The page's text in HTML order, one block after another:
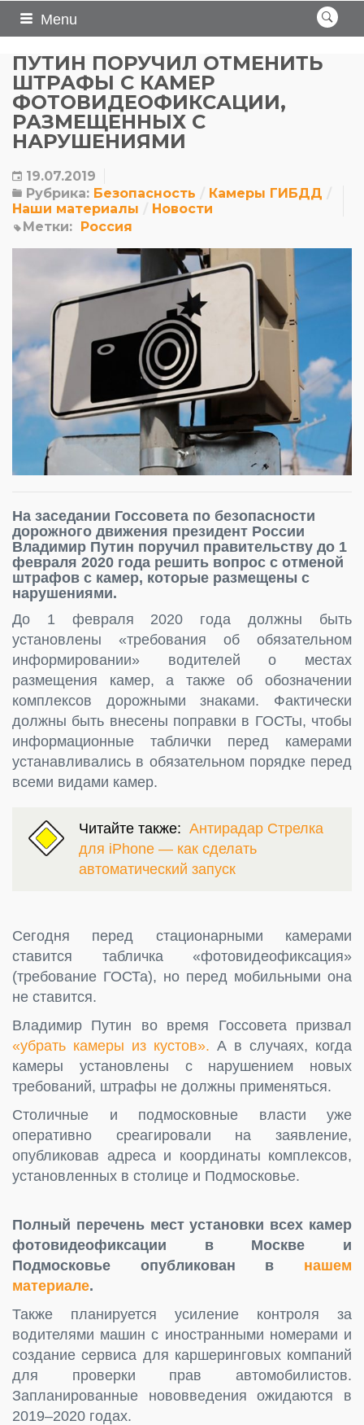
Menu
ПУТИН ПОРУЧИЛ ОТМЕНИТЬ
ШТРАФЫ С КАМЕР
ФОТОВИДЕОФИКСАЦИИ,
РАЗМЕЩЕННЫХ С
НАРУШЕНИЯМИ
19.07.2019
Рубрика: Безопасность
Камеры ГИБДД
Наши материалы
Новости
Метки: Россия
На заседании Госсовета по безопасности
дорожного движения президент России
Владимир Путин поручил правительству до 1
февраля 2020 года решить вопрос с отменой
штрафов с камер, которые размещены с
нарушениями.
До 1 февраля 2020 года должны быть
установлены «требования об обязательном
информировании» водителей о местах
размещения камер, а также об обозначении
комплексов дорожными знаками. Фактически
должны быть внесены поправки в ГОСТы, чтобы
информационные таблички перед камерами
устанавливались в обязательном порядке перед
всеми видами камер.
Читайте также: Антирадар Стрелка
для iPhone — как сделать
автоматический запуск
Сегодня перед стационарными камерами
ставится табличка «фотовидеофиксация»
(требование ГОСТа), но перед мобильными она
не ставится.
Владимир Путин во время Госсовета призвал
«убрать камеры из кустов». А в случаях, когда
камеры установлены с нарушением новых
требований, штрафы не должны применяться.
Столичные и подмосковные власти уже
оперативно среагировали на заявление,
опубликовав адреса и координаты комплексов,
установленных в столице и Подмосковье.
Полный перечень мест установки всех камер
фотовидеофиксации в Москве и
Подмосковье опубликован в нашем
материале.
Также планируется усиление контроля за
водителями машин с иностранными номерами и
создание сервиса для каршеринговых компаний
для проверки прав автомобилистов.
Запланированные нововведения ожидаются в
2019–2020 годах.